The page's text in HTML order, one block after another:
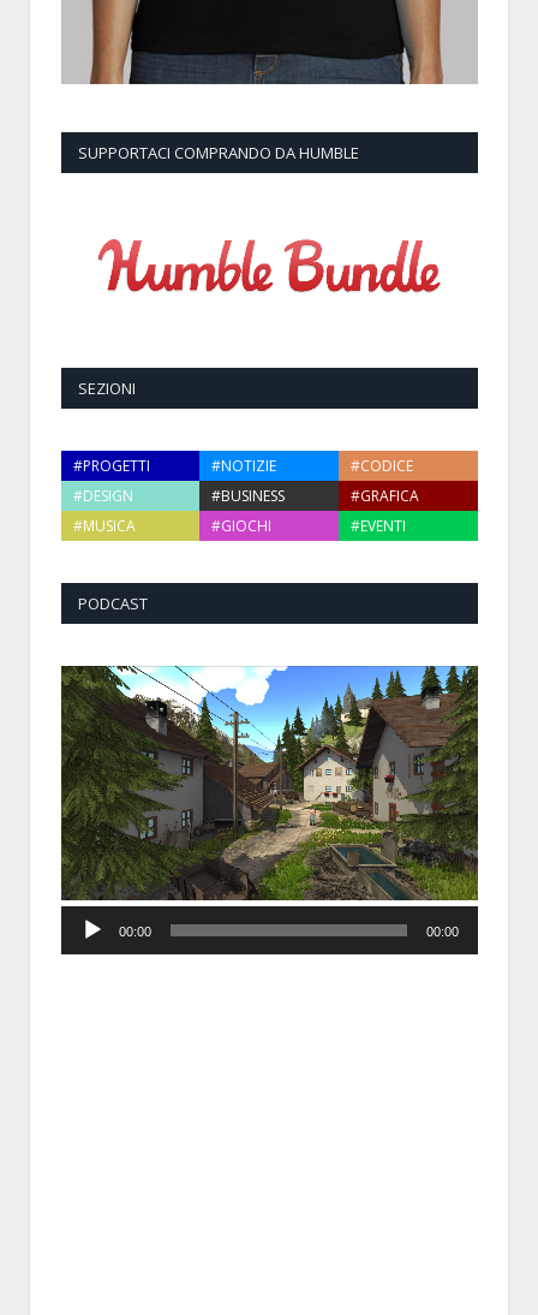
SUPPORTACI COMPRANDO DA HUMBLE
SEZIONI
#PROGETTI #NOTIZIE
#CODICE
#DESIGN
#BUSINESS
#GRAFICA
#MUSICA
#GIOCHI #EVENTI
PODCAST
Player
00:00 00:00